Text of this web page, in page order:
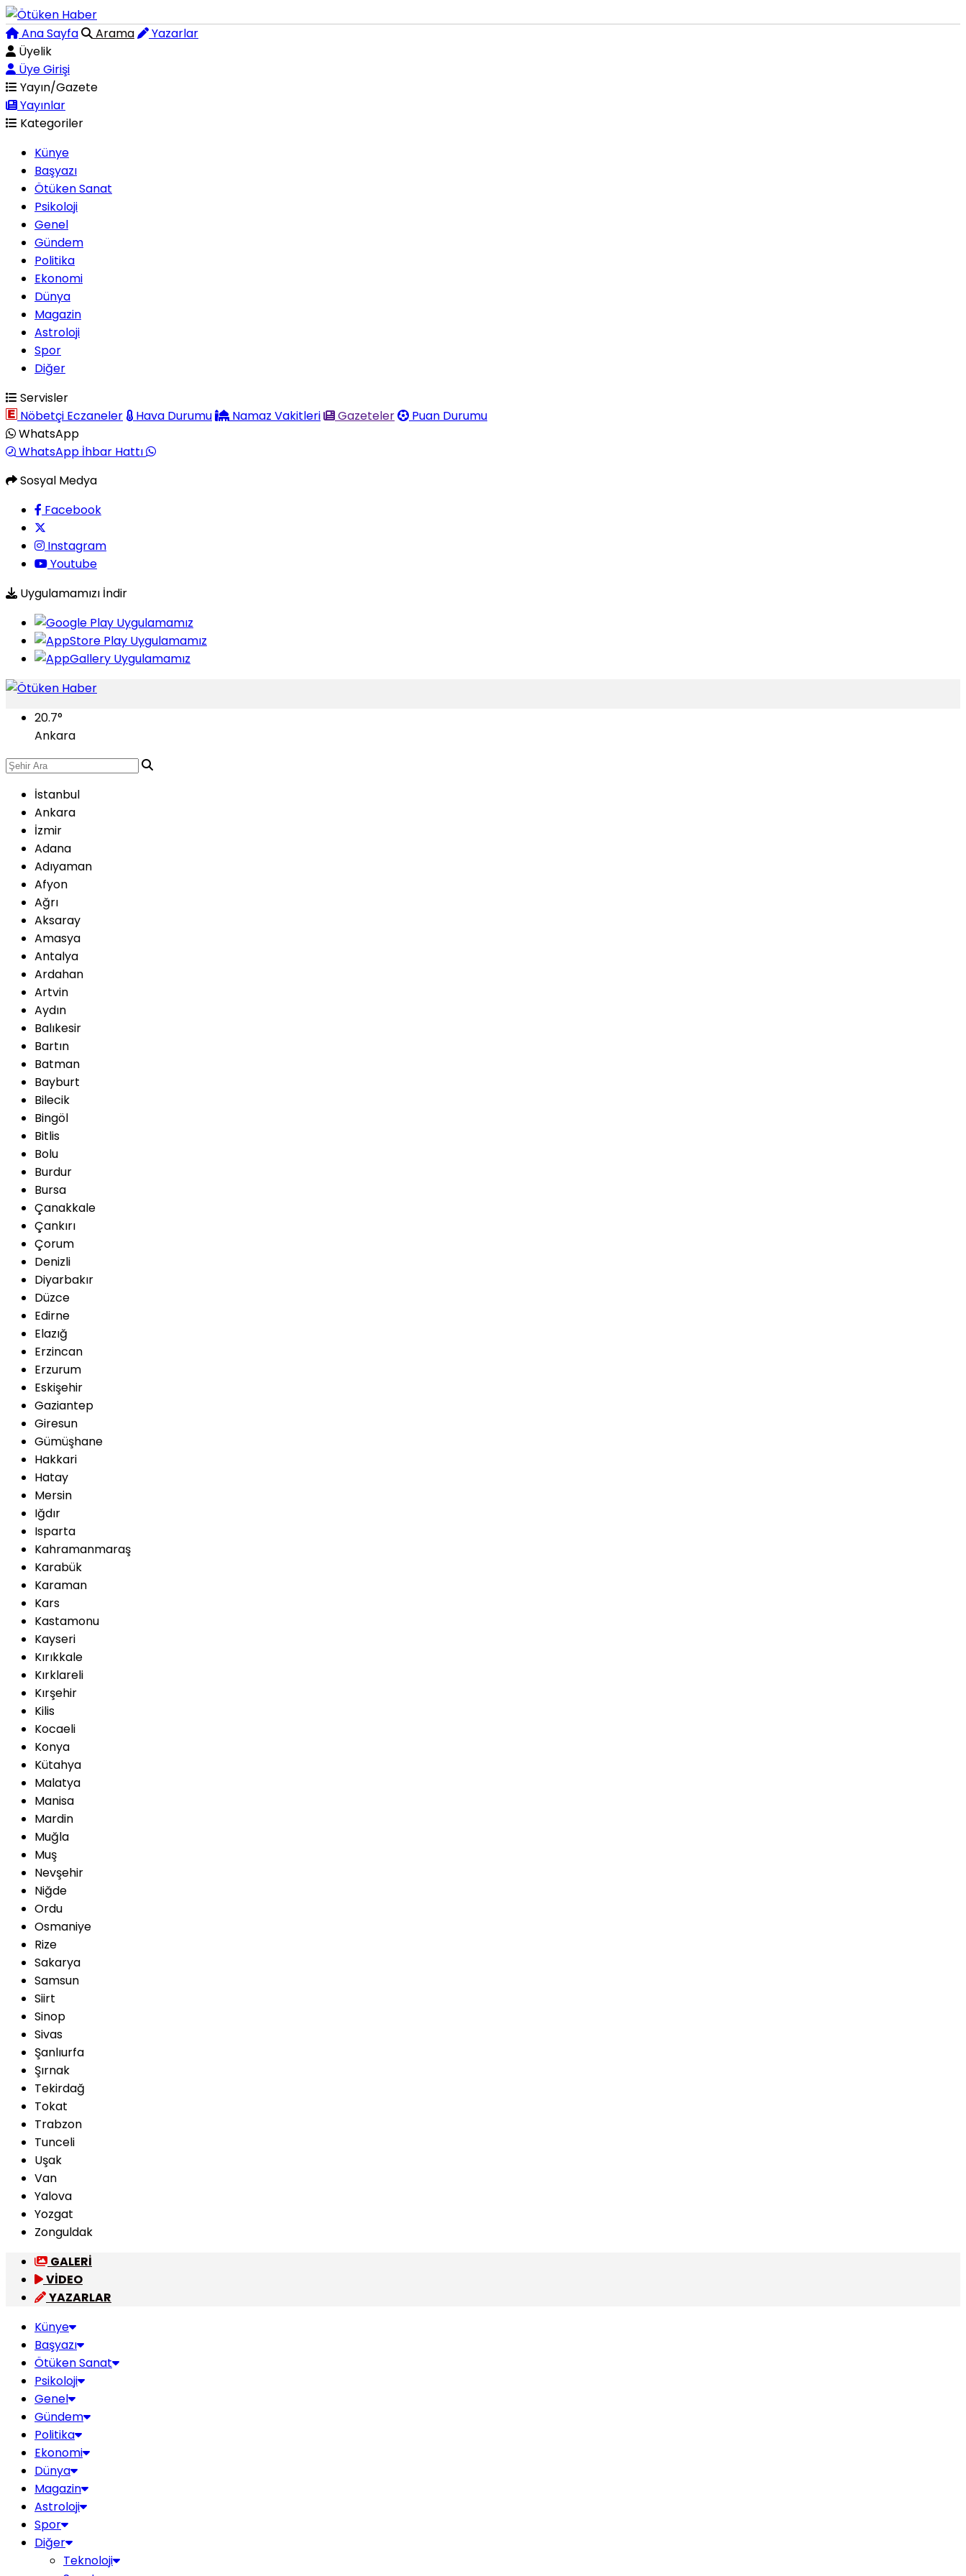
Ana Sayfa Arama
Yazarlar
Üyelik
Üye Girişi
Yayın/Gazete
Yayınlar
Kategoriler
Künye
Başyazı
Ötüken Sanat
Psikoloji
Genel
Gündem
Politika
Ekonomi
Dünya
Magazin
Astroloji
Spor
Diğer
Servisler
Nöbetçi Eczaneler
Hava Durumu Namaz Vakitleri Gazeteler
Puan Durumu
WhatsApp
WhatsApp İhbar Hattı
Sosyal Medya
Facebook
Instagram
Youtube
Uygulamamızı İndir
20.7°
Ankara
İstanbul
Ankara
İzmir
Adana
Adıyaman
Afyon
Ağrı
Aksaray
Amasya
Antalya
Ardahan
Artvin
Aydın
Balıkesir
Bartın
Batman
Bayburt
Bilecik
Bingöl
Bitlis
Bolu
Burdur
Bursa
Çanakkale
Çankırı
Çorum
Denizli
Diyarbakır
Düzce
Edirne
Elazığ
Erzincan
Erzurum
Eskişehir
Gaziantep
Giresun
Gümüşhane
Hakkari
Hatay
Mersin
Iğdır
Isparta
Kahramanmaraş
Karabük
Karaman
Kars
Kastamonu
Kayseri
Kırıkkale
Kırklareli
Kırşehir
Kilis
Kocaeli
Konya
Kütahya
Malatya
Manisa
Mardin
Muğla
Muş
Nevşehir
Niğde
Ordu
Osmaniye
Rize
Sakarya
Samsun
Siirt
Sinop
Sivas
Şanlıurfa
Şırnak
Tekirdağ
Tokat
Trabzon
Tunceli
Uşak
Van
Yalova
Yozgat
Zonguldak
GALERİ
VİDEO
YAZARLAR
Künye
Başyazı
Ötüken Sanat
Psikoloji
Genel
Gündem
Politika
Ekonomi
Dünya
Magazin
Astroloji
Spor
Diğer
Teknoloji